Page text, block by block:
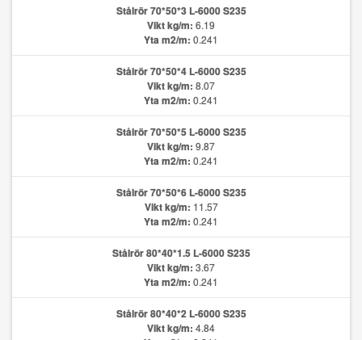
Stålrör 70*50*3 L-6000 S235
Vikt kg/m: 6.19
Yta m2/m: 0.241
Stålrör 70*50*4 L-6000 S235
Vikt kg/m: 8.07
Yta m2/m: 0.241
Stålrör 70*50*5 L-6000 S235
Vikt kg/m: 9.87
Yta m2/m: 0.241
Stålrör 70*50*6 L-6000 S235
Vikt kg/m: 11.57
Yta m2/m: 0.241
Stålrör 80*40*1.5 L-6000 S235
Vikt kg/m: 3.67
Yta m2/m: 0.241
Stålrör 80*40*2 L-6000 S235
Vikt kg/m: 4.84